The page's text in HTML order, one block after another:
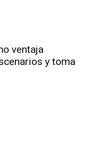
ventaja
y toma